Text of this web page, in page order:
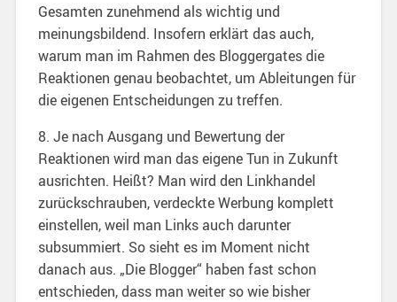
Gesamten zunehmend als wichtig und
meinungsbildend. Insofern erklärt das auch,
warum man im Rahmen des Bloggergates die
Reaktionen genau beobachtet, um Ableitungen für
die eigenen Entscheidungen zu treffen.
8. Je nach Ausgang und Bewertung der
Reaktionen wird man das eigene Tun in Zukunft
ausrichten. Heißt? Man wird den Linkhandel
zurückschrauben, verdeckte Werbung komplett
einstellen, weil man Links auch darunter
subsummiert. So sieht es im Moment nicht
danach aus. „Die Blogger“ haben fast schon
entschieden, dass man weiter so wie bisher